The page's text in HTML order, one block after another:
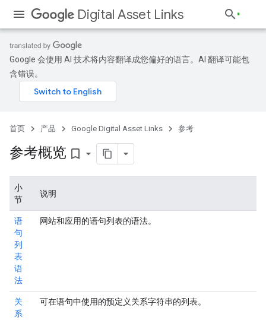
Digital Asset Links
Google 会使用 AI 技术将内容翻译成您偏好的语言。AI 翻译可能包
含错误。
首页 产品 Google Digital Asset Links 参考
参考概览 bookmark_border
小
节
说明
语
句
列
表
语
法
网站和应用的语句列表的语法。
关
系
可在语句中使用的预定义关系字符串的列表。